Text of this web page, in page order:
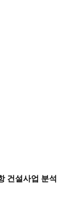
건설사업 분석